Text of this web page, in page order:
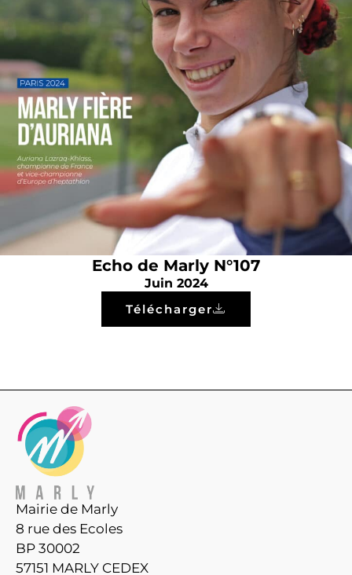
Echo de Marly N°107
Juin 2024
Télécharger
Mairie de Marly
8 rue des Ecoles
BP 30002
57151 MARLY CEDEX